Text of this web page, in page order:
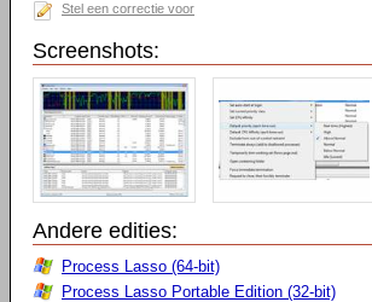
Stel een correctie voor
Screenshots:
Andere edities:
Process Lasso (64-bit)
Process Lasso Portable Edition (32-bit)